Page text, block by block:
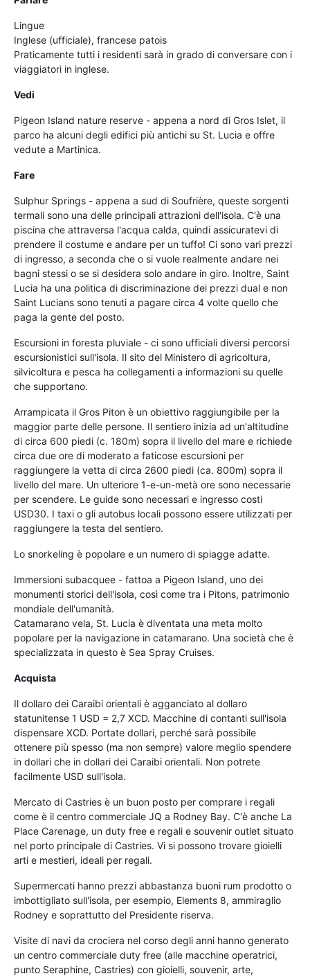
Lingue
Inglese (ufficiale), francese patois
Praticamente tutti i residenti sarà in grado di conversare con i
viaggiatori in inglese.
Vedi
Pigeon Island nature reserve - appena a nord di Gros Islet, il
parco ha alcuni degli edifici più antichi su St. Lucia e offre
vedute a Martinica.
Fare
Sulphur Springs - appena a sud di Soufrière, queste sorgenti
termali sono una delle principali attrazioni dell'isola. C'è una
piscina che attraversa l'acqua calda, quindi assicuratevi di
prendere il costume e andare per un tuffo! Ci sono vari prezzi
di ingresso, a seconda che o si vuole realmente andare nei
bagni stessi o se si desidera solo andare in giro. Inoltre, Saint
Lucia ha una politica di discriminazione dei prezzi dual e non
Saint Lucians sono tenuti a pagare circa 4 volte quello che
paga la gente del posto.
Escursioni in foresta pluviale - ci sono ufficiali diversi percorsi
escursionistici sull'isola. Il sito del Ministero di agricoltura,
silvicoltura e pesca ha collegamenti a informazioni su quelle
che supportano.
Arrampicata il Gros Piton è un obiettivo raggiungibile per la
maggior parte delle persone. Il sentiero inizia ad un'altitudine
di circa 600 piedi (c. 180m) sopra il livello del mare e richiede
circa due ore di moderato a faticose escursioni per
raggiungere la vetta di circa 2600 piedi (ca. 800m) sopra il
livello del mare. Un ulteriore 1-e-un-metà ore sono necessarie
per scendere. Le guide sono necessari e ingresso costi
USD30. I taxi o gli autobus locali possono essere utilizzati per
raggiungere la testa del sentiero.
Lo snorkeling è popolare e un numero di spiagge adatte.
Immersioni subacquee - fattoa a Pigeon Island, uno dei
monumenti storici dell'isola, così come tra i Pitons, patrimonio
mondiale dell'umanità.
Catamarano vela, St. Lucia è diventata una meta molto
popolare per la navigazione in catamarano. Una società che è
specializzata in questo è Sea Spray Cruises.
Acquista
Il dollaro dei Caraibi orientali è agganciato al dollaro
statunitense 1 USD = 2,7 XCD. Macchine di contanti sull'isola
dispensare XCD. Portate dollari, perché sarà possibile
ottenere più spesso (ma non sempre) valore meglio spendere
in dollari che in dollari dei Caraibi orientali. Non potrete
facilmente USD sull'isola.
Mercato di Castries è un buon posto per comprare i regali
come è il centro commerciale JQ a Rodney Bay. C'è anche La
Place Carenage, un duty free e regali e souvenir outlet situato
nel porto principale di Castries. Vi si possono trovare gioielli
arti e mestieri, ideali per regali.
Supermercati hanno prezzi abbastanza buoni rum prodotto o
imbottigliato sull'isola, per esempio, Elements 8, ammiraglio
Rodney e soprattutto del Presidente riserva.
Visite di navi da crociera nel corso degli anni hanno generato
un centro commerciale duty free (alle macchine operatrici,
punto Seraphine, Castries) con gioielli, souvenir, arte,